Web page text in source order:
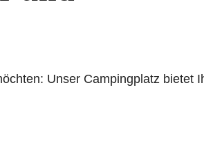
Unser Campingplatz bietet